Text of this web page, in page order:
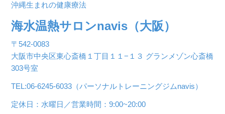
沖縄生まれの健康療法
海水温熱サロンnavis（大阪）
〒542-0083
大阪市中央区東心斎橋１丁目１１−１３ グランメゾン心斎橋
303号室
TEL:06-6245-6033（パーソナルトレーニングジムnavis）
定休日：水曜日／営業時間：9:00~20:00